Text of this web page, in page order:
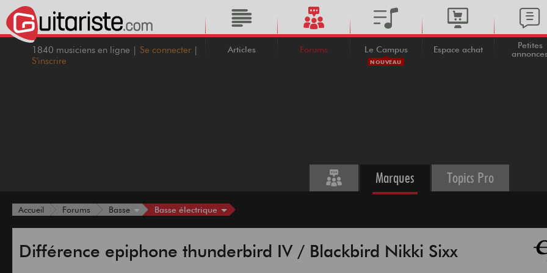
1840 musiciens en ligne | Se connecter |
S'inscrire
Articles Forums Le Campus
NOUVEAU
Espace achat
Petites
Marques Topics Pro
Accueil Forums Basse Basse électrique
Différence epiphone thunderbird IV / Blackbird Nikki Sixx